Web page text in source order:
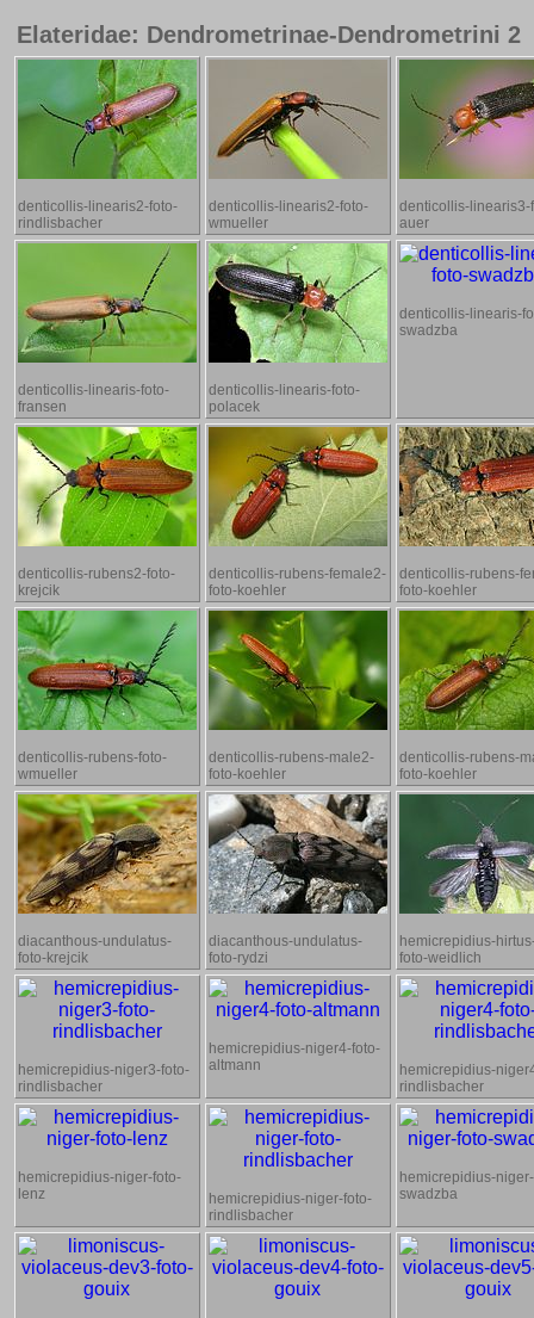
Elateridae: Dendrometrinae-Dendrometrini 2
denticollis-linearis2-foto-
rindlisbacher
denticollis-linearis2-foto-
wmueller
denticollis-linearis3-
auer
denticollis-linearis-foto-
fransen
denticollis-linearis-foto-
polacek
denticollis-linearis-
swadzba
denticollis-rubens2-foto-
krejcik
denticollis-rubens-female2-
foto-koehler
denticollis-rubens-
foto-koehler
denticollis-rubens-foto-
wmueller
denticollis-rubens-male2-
foto-koehler
denticollis-rubens-
foto-koehler
diacanthous-undulatus-
foto-krejcik
diacanthous-undulatus-
foto-rydzi
hemicrepidius-
foto-weidlich
hemicrepidius-niger3-foto-
rindlisbacher
hemicrepidius-niger4-foto-
altmann
hemicrepidius-
rindlisbacher
hemicrepidius-niger-foto-
lenz
hemicrepidius-niger-foto-
rindlisbacher
hemicrepidius-
swadzba